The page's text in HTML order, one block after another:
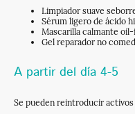
Limpiador suave
Sérum ligero de ácido
Mascarilla calmante
Gel reparador no
A partir del día 4-5
Se pueden reintroducir activos